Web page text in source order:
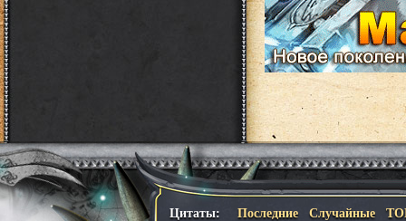
Цитаты: Последние Случайные